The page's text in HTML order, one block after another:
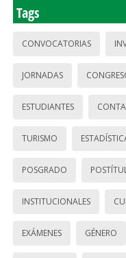
Tags
CONVOCATORIAS
JORNADAS
ESTUDIANTES
TURISMO
POSGRADO
INSTITUCIONALES
EXÁMENES GÉNERO